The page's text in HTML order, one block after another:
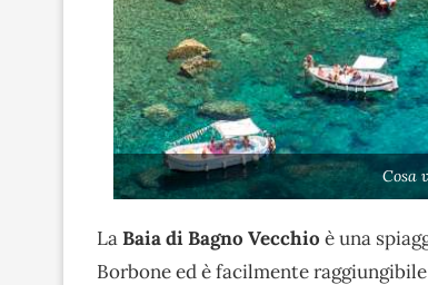
Cosa
LaBaia di Bagno Vecchio è una
Borbone ed è facilmente